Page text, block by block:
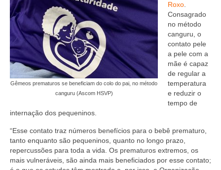
Clube de Vantagens
Valores dos serviços
Reserva de auditório
Notícias
Ouvidoria
Contatos
Fale Conosco
NEP
Gêmeos prematuros se beneficiam do colo do pai, no método
canguru (Ascom HSVP)
Roxo
Consagrado
no método
canguru, o
contato pele
a pele com a
mãe é capaz
de regular a
temperatura
e reduzir o
tempo de
internação dos pequeninos.
“Esse contato traz números benefícios para o bebê prematuro,
tanto enquanto são pequeninos, quanto no longo prazo,
repercussões para toda a vida. Os prematuros extremos, os
mais vulneráveis, são ainda mais beneficiados por esse contato;